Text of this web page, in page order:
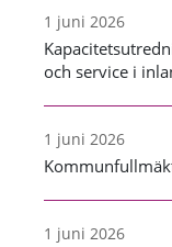
1 juni 2026
och service i
1 juni 2026
1 juni 2026